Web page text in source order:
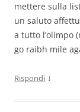
mettere sulla
un saluto
a tutto l’olimpo
go raibh mile
Rispondi ↓